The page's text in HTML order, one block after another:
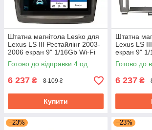
Штатна магнітола Lesko для
Lexus LS III Рестайлінг 2003-
2006 екран 9" 1/16Gb Wi-Fi
GPS Base
Готово до відправки 4 од.
6 237 ₴ 8 109 ₴
Купити
Штатна
Lexus LS
екран 9"
Base
Готово до
6 237 ₴
–23% –23%